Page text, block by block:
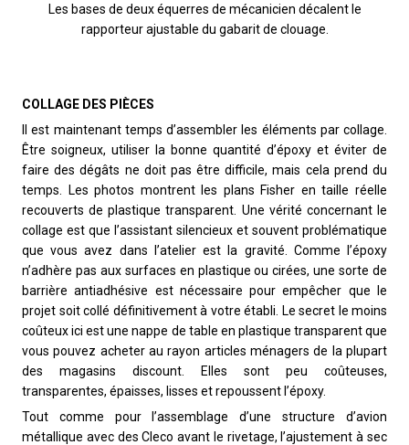
Les bases de deux équerres de mécanicien décalent le
rapporteur ajustable du gabarit de clouage.
COLLAGE DES PIÈCES
Il est maintenant temps d’assembler les éléments par collage.
Être soigneux, utiliser la bonne quantité d’époxy et éviter de
faire des dégâts ne doit pas être difficile, mais cela prend du
temps. Les photos montrent les plans Fisher en taille réelle
recouverts de plastique transparent. Une vérité concernant le
collage est que l’assistant silencieux et souvent problématique
que vous avez dans l’atelier est la gravité. Comme l’époxy
n’adhère pas aux surfaces en plastique ou cirées, une sorte de
barrière antiadhésive est nécessaire pour empêcher que le
projet soit collé définitivement à votre établi. Le secret le moins
coûteux ici est une nappe de table en plastique transparent que
vous pouvez acheter au rayon articles ménagers de la plupart
des magasins discount. Elles sont peu coûteuses,
transparentes, épaisses, lisses et repoussent l’époxy.
Tout comme pour l’assemblage d’une structure d’avion
métallique avec des Cleco avant le rivetage, l’ajustement à sec